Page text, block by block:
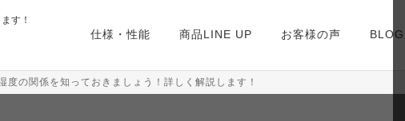
す！
仕様・性能 商品LINE UP お客様の声 BLOG
度の関係を知っておきましょう！詳しく解説します！